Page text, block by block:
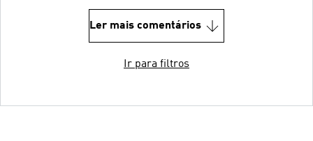
Ler mais comentários
Ir para filtros